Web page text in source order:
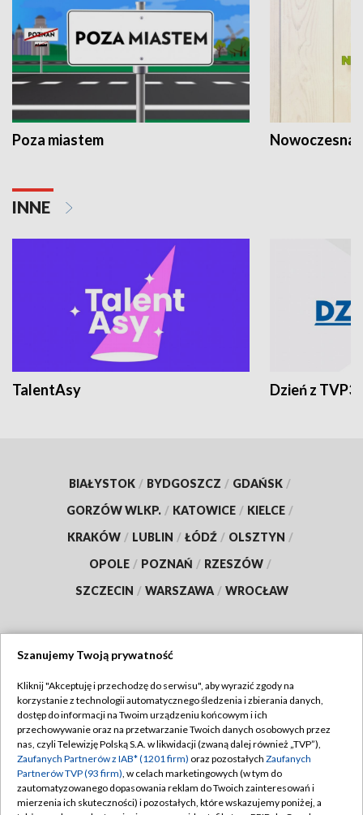
Poza miastem Nowoczesna
INNE
TalentAsy Dzień z TVP3
BIAŁYSTOK / BYDGOSZCZ / GDAŃSK /
GORZÓW WLKP. / KATOWICE / KIELCE /
KRAKÓW / LUBLIN / ŁÓDŹ / OLSZTYN /
OPOLE / POZNAŃ / RZESZÓW /
SZCZECIN / WARSZAWA / WROCŁAW
TVP
Abonament TVP
Emisja w TVP
Centrum informacji TVP
Naziemna Telewizja Cyfrowa
Regulamin TVP
Polityka prywatności
Moje zgody
Szanujemy Twoją prywatność
Kliknij "Akceptuję i przechodzę do serwisu", aby wyrazić zgody na
korzystanie z technologii automatycznego śledzenia i zbierania danych,
dostęp do informacji na Twoim urządzeniu końcowym i ich
przechowywanie oraz na przetwarzanie Twoich danych osobowych przez
nas, czyli Telewizję Polską S.A. w likwidacji (zwaną dalej również „TVP”),
Zaufanych Partnerów z IAB* (1201 firm) oraz pozostałych Zaufanych
Partnerów TVP (93 firm), w celach marketingowych (w tym do
zautomatyzowanego dopasowania reklam do Twoich zainteresowań i
mierzenia ich skuteczności) i pozostałych, które wskazujemy poniżej, a